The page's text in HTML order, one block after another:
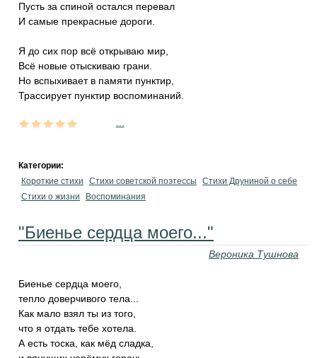
Пусть за спиной остался перевал
И самые прекрасные дороги.
Я до сих пор всё открываю мир,
Всё новые отыскиваю грани.
Но вспыхивает в памяти пунктир,
Трассирует пунктир воспоминаний.
Категории:
Короткие стихи
Стихи советской поэтессы
Стихи Друниной о себе
Стихи о жизни
Воспоминания
"Биенье сердца моего..."
Вероника Тушнова
Биенье сердца моего,
тепло доверчивого тела...
Как мало взял ты из того,
что я отдать тебе хотела.
А есть тоска, как мёд сладка,